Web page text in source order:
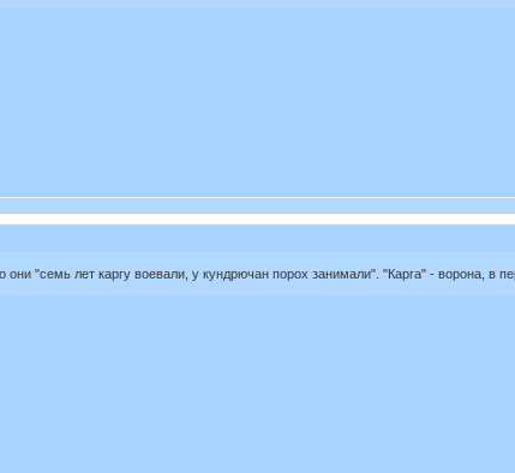
"семь лет каргу воевали, у кундрючан порох занимали". "Карга" - ворона, в